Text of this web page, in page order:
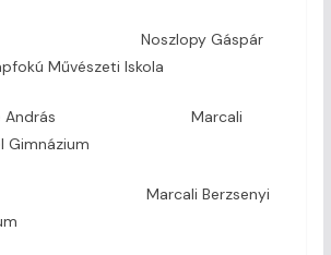
Noszlopy Gáspár
Művészeti Iskola
András Marcali
Gimnázium
Marcali Berzsenyi